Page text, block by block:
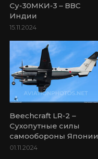
Су-30МКИ-3 – ВВС
Индии
15.11.2024
Beechcraft LR-2 –
Сухопутные силы
самообороны Японии
01.11.2024